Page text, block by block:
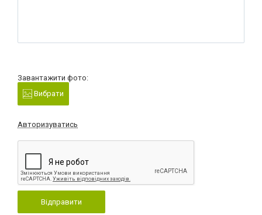
Завантажити фото:
Вибрати
Авторизуватись
Відправити